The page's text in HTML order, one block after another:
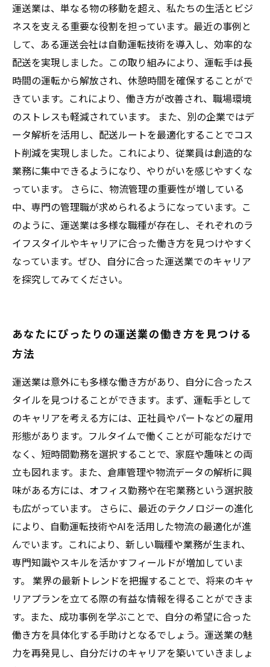
運送業は、単なる物の移動を超え、私たちの生活とビジ
ネスを支える重要な役割を担っています。最近の事例と
して、ある運送会社は自動運転技術を導入し、効率的な
配送を実現しました。この取り組みにより、運転手は長
時間の運転から解放され、休憩時間を確保することがで
きています。これにより、働き方が改善され、職場環境
のストレスも軽減されています。 また、別の企業ではデ
ータ解析を活用し、配送ルートを最適化することでコス
ト削減を実現しました。これにより、従業員は創造的な
業務に集中できるようになり、やりがいを感じやすくな
っています。 さらに、物流管理の重要性が増している
中、専門の管理職が求められるようになっています。こ
のように、運送業は多様な職種が存在し、それぞれのラ
イフスタイルやキャリアに合った働き方を見つけやすく
なっています。ぜひ、自分に合った運送業でのキャリア
を探究してみてください。
あなたにぴったりの運送業の働き方を見つける
方法
運送業は意外にも多様な働き方があり、自分に合ったス
タイルを見つけることができます。まず、運転手として
のキャリアを考える方には、正社員やパートなどの雇用
形態があります。フルタイムで働くことが可能なだけで
なく、短時間勤務を選択することで、家庭や趣味との両
立も図れます。また、倉庫管理や物流データの解析に興
味がある方には、オフィス勤務や在宅業務という選択肢
も広がっています。 さらに、最近のテクノロジーの進化
により、自動運転技術やAIを活用した物流の最適化が進
んでいます。これにより、新しい職種や業務が生まれ、
専門知識やスキルを活かすフィールドが増加していま
す。 業界の最新トレンドを把握することで、将来のキャ
リアプランを立てる際の有益な情報を得ることができま
す。また、成功事例を学ぶことで、自分の希望に合った
働き方を具体化する手助けとなるでしょう。運送業の魅
力を再発見し、自分だけのキャリアを築いていきましょ